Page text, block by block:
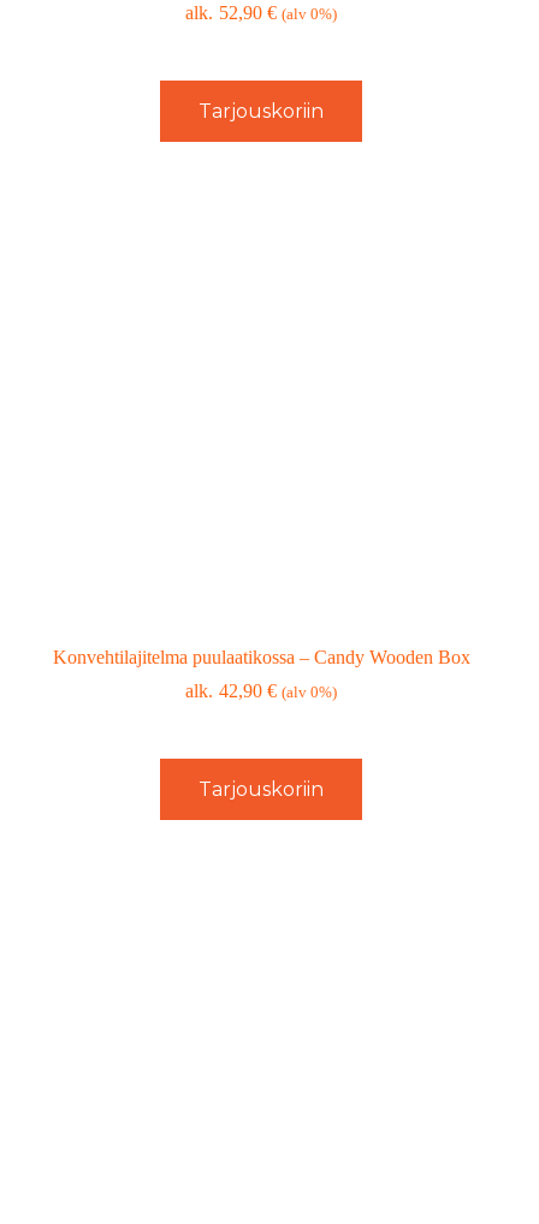
52,90€ (alv 0%)
Tarjouskoriin
Konvehtilajitelma puulaatikossa – Candy Wooden Box
42,90€ (alv 0%)
Tarjouskoriin